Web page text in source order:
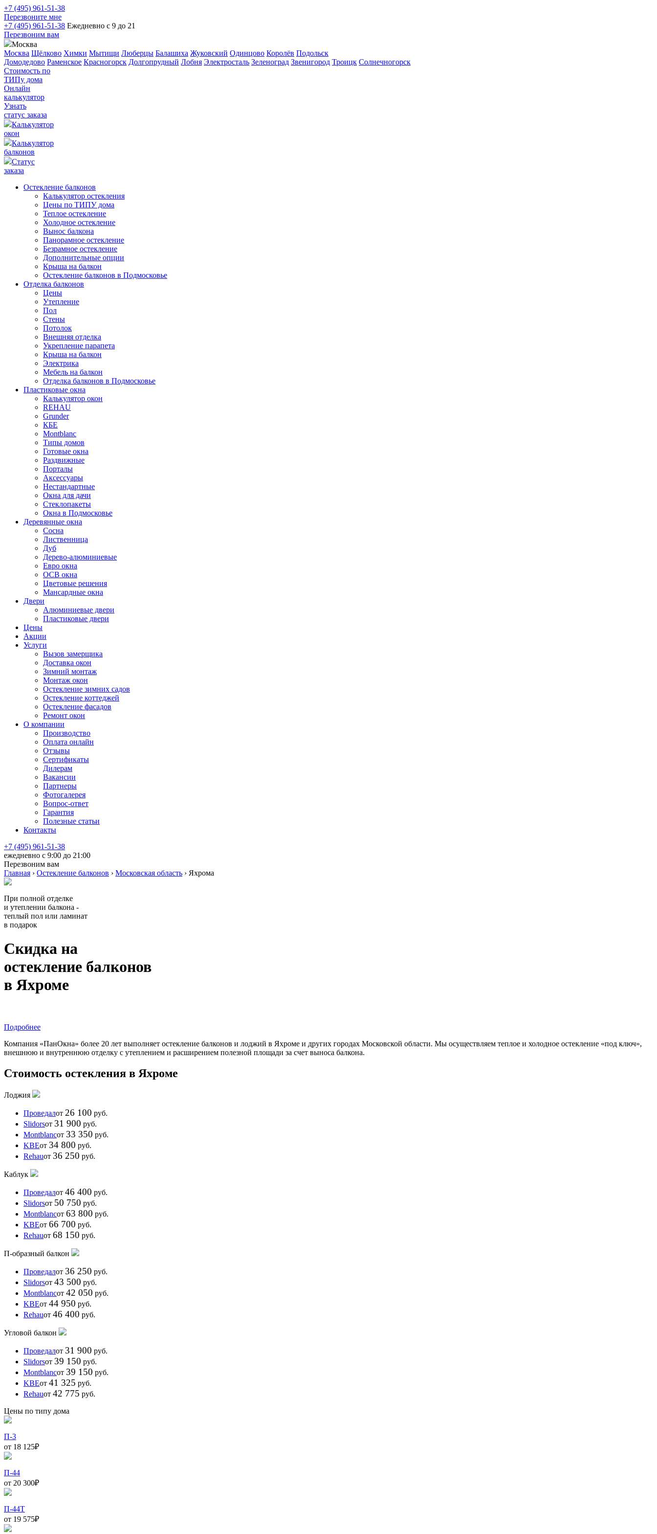
+7 (495) 961-51-38
Перезвоните мне
+7 (495) 961-51-38 Ежедневно с 9 до 21
Перезвоним вам
Москва
Москва Щёлково Химки Мытищи Люберцы Балашиха Жуковский Одинцово Королёв Подольск
Домодедово Раменское Красногорск Долгопрудный Лобня Электросталь Зеленоград Звенигород Троицк Солнечногорск
Стоимость по
ТИПу дома
Онлайн
калькулятор
Узнать
статус заказа
Калькулятор
окон
Калькулятор
балконов
Статус
заказа
Остекление балконов
Калькулятор остекления
Цены по ТИПУ дома
Теплое остекление
Холодное остекление
Вынос балкона
Панорамное остекление
Безрамное остекление
Дополнительные опции
Крыша на балкон
Остекление балконов в Подмосковье
Отделка балконов
Цены
Утепление
Пол
Стены
Потолок
Внешняя отделка
Укрепление парапета
Крыша на балкон
Электрика
Мебель на балкон
Отделка балконов в Подмосковье
Пластиковые окна
Калькулятор окон
REHAU
Grunder
КБЕ
Montblanc
Типы домов
Готовые окна
Раздвижные
Порталы
Аксессуары
Нестандартные
Окна для дачи
Стеклопакеты
Окна в Подмосковье
Деревянные окна
Сосна
Лиственница
Дуб
Дерево-алюминиевые
Евро окна
ОСВ окна
Цветовые решения
Мансардные окна
Двери
Алюминиевые двери
Пластиковые двери
Цены
Акции
Услуги
Вызов замерщика
Доставка окон
Зимний монтаж
Монтаж окон
Остекление зимних садов
Остекление коттеджей
Остекление фасадов
Ремонт окон
О компании
Производство
Оплата онлайн
Отзывы
Сертификаты
Дилерам
Вакансии
Партнеры
Фотогалерея
Вопрос-ответ
Гарантия
Полезные статьи
Контакты
+7 (495) 961-51-38
ежедневно c 9:00 до 21:00
Перезвоним вам
Главная › Остекление балконов › Московская область › Яхрома
При полной отделке
и утеплении балкона -
теплый пол или ламинат
в подарок
Скидка на
остекление балконов
в Яхроме
Подробнее
Компания «ПанОкна» более 20 лет выполняет остекление балконов и лоджий в Яхроме и других городах Московской области. Мы осуществляем теплое и холодное остекление «под ключ»,
внешнюю и внутреннюю отделку с утеплением и расширением полезной площади за счет выноса балкона.
Стоимость остекления в Яхроме
Лоджия
Проведалот 26 100 руб.
Slidorsот 31 900 руб.
Montblancот 33 350 руб.
KBEот 34 800 руб.
Rehauот 36 250 руб.
Каблук
Проведалот 46 400 руб.
Slidorsот 50 750 руб.
Montblancот 63 800 руб.
KBEот 66 700 руб.
Rehauот 68 150 руб.
П-образный балкон
Проведалот 36 250 руб.
Slidorsот 43 500 руб.
Montblancот 42 050 руб.
KBEот 44 950 руб.
Rehauот 46 400 руб.
Угловой балкон
Проведалот 31 900 руб.
Slidorsот 39 150 руб.
Montblancот 39 150 руб.
KBEот 41 325 руб.
Rehauот 42 775 руб.
Цены по типу дома
П-3
от 18 125₽
П-44
от 20 300₽
П-44Т
от 19 575₽